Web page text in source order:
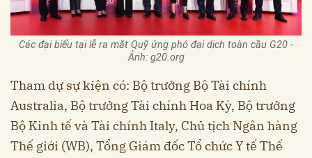
Các đại biểu tại lễ ra mắt Quỹ ứng phó đại dịch toàn cầu G20 -
Ảnh: g20.org
Tham dự sự kiện có: Bộ trưởng Bộ Tài chính
Australia, Bộ trưởng Tài chính Hoa Kỳ, Bộ trưởng
Bộ Kinh tế và Tài chính Italy, Chủ tịch Ngân hàng
Thế giới (WB), Tổng Giám đốc Tổ chức Y tế Thế